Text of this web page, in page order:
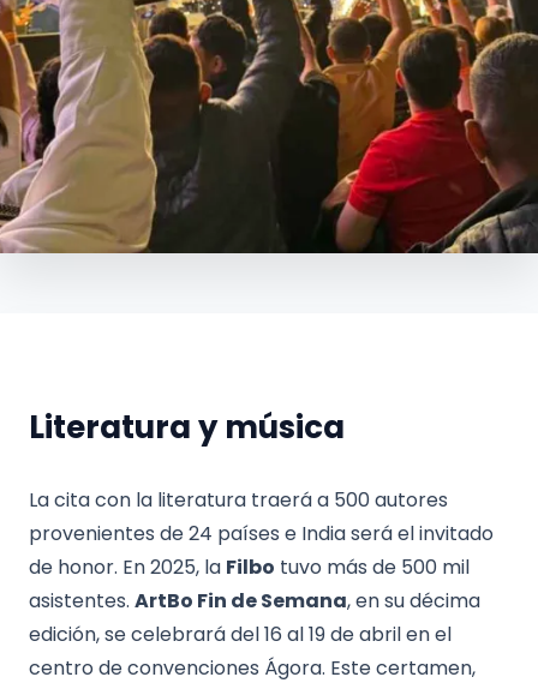
Literatura y música
La cita con la literatura traerá a 500 autores
provenientes de 24 países e India será el invitado
de honor. En 2025, la Filbo tuvo más de 500 mil
asistentes. ArtBo Fin de Semana, en su décima
edición, se celebrará del 16 al 19 de abril en el
centro de convenciones Ágora. Este certamen,